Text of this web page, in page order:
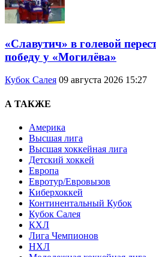
«Славутич» в голевой
победу у «Могилёва»
Кубок Салея 09 августа 2026 15:27
А ТАКЖЕ
Америка
Высшая лига
Высшая хоккейная лига
Детский хоккей
Европа
Евротур/Евровызов
Киберхоккей
Континентальный Кубок
Кубок Салея
КХЛ
Лига Чемпионов
НХЛ